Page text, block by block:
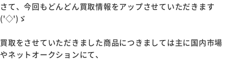
さて、今回もどんどん買取情報をアップさせていただきます
('◇')ゞ
買取をさせていただきました商品につきましては主に国内市場
やネットオークションにて、